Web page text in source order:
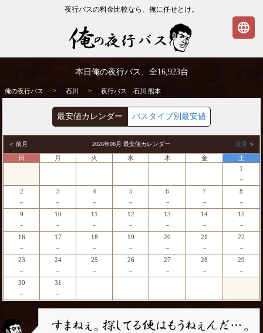
夜行バスの料金比較なら、俺に任せとけ。
夜行バス
本日俺の夜行バス、全16,923台
俺の夜行バス > 石川 > 夜行バス 石川 熊本
最安値カレンダー バスタイプ別最安値
＜ 前月 2026年08月 最安値カレンダー 次月 ＞
日 月 火 水 木 金
土
1
－
2
－
3
－
4
－
5
－
6
－
7
－
8
－
9
－
10
－
11
－
12
－
13
－
14
－
15
－
16
－
17
－
18
－
19
－
20
－
21
－
22
－
23
－
24
－
25
－
26
－
27
－
28
－
29
－
30
－
31
－
language